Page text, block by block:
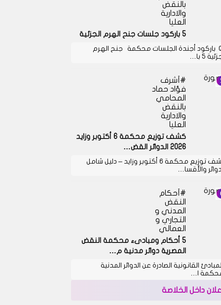
بالنقض
والادارية
العليا
5 باركود جلسات جنح الهرم الجزئية
QR باركود أجندة الجلسات محكمة جنح الهرم
5 با…
أشرف
فؤاد حماد
المحامي
بالنقض
والادارية
العليا
كشف توزيع محكمة 6 أكتوبر وزايد
2026 الدوائر القض…
كشف توزيع محكمة 6 أكتوبر وزايد – دليل شامل
والأقسا…
أحكام
النقض
المدني و
التجاري و
العمالي
5 أحكام ومبادىء محكمة النقض
المصرية دوائر مدنية م…
القانونية الصادرة عن الدوائر المدنية
ا…
اعلان داخل الخلاصة